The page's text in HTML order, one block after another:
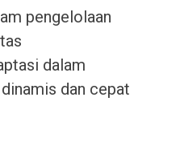
pengelolaan
dalam
dan cepat